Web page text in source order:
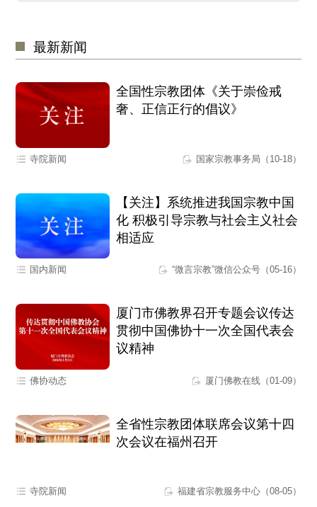
最新新闻
全国性宗教团体《关于崇俭戒
奢、正信正行的倡议》
国家宗教事务局（10-18）
寺院新闻
【关注】系统推进我国宗教中国
化 积极引导宗教与社会主义社会
相适应
“微言宗教”微信公众号（05-16）
国内新闻
厦门市佛教界召开专题会议传达
贯彻中国佛协十一次全国代表会
议精神
厦门佛教在线（01-09）
佛协动态
全省性宗教团体联席会议第十四
次会议在福州召开
福建省宗教服务中心（08-05）
寺院新闻